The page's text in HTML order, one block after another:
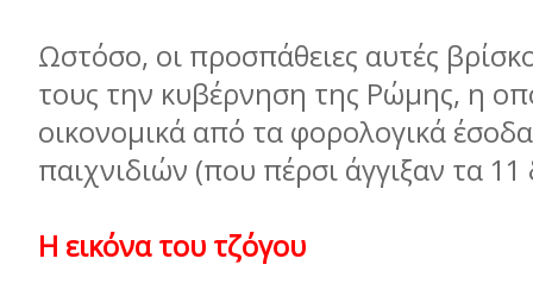
Ωστόσο, οι προσπάθειες αυτές
τους την κυβέρνηση της Ρώµης, η
οικονοµικά από τα φορολογικά
παιχνιδιών (που πέρσι άγγιξαν
Η εικόνα του τζόγου